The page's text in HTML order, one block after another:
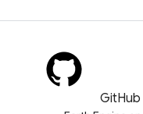
GitHub